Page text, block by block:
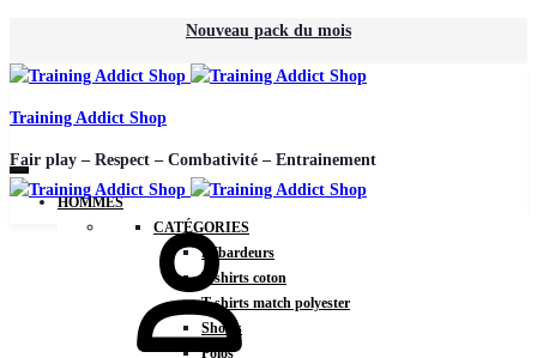
Nouveau pack du mois
Training Addict Shop
Fair play – Respect – Combativité – Entrainement
HOMMES
CATÉGORIES
Débardeurs
T-shirts coton
T-shirts match polyester
Shorts
Polos